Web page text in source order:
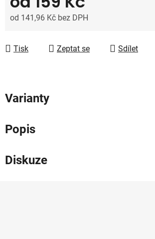
od 141,96 Kč bez DPH
Tisk
Zeptat se Sdílet
Varianty
Popis
Diskuze